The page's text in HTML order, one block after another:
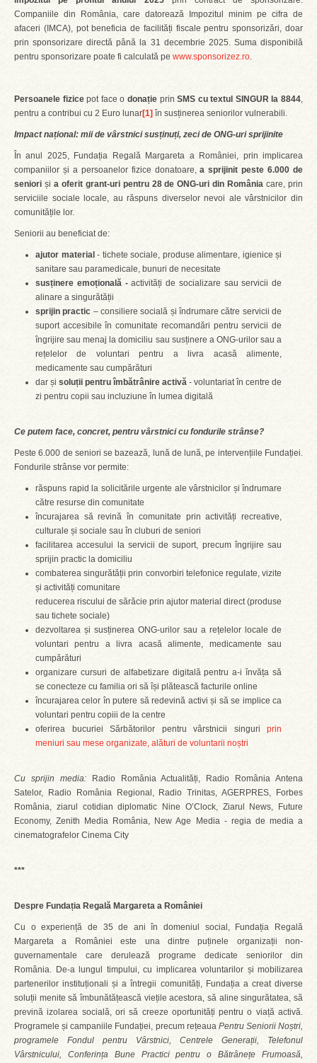
Companiile din România, care datorează Impozitul minim pe cifra de
afaceri (IMCA), pot beneficia de facilități fiscale pentru sponsorizări, doar
prin sponsorizare directă până la 31 decembrie 2025. Suma disponibilă
pentru sponsorizare poate fi calculată pe www.sponsorizez.ro.
Persoanele fizicepot face o donațieprin SMS cu textul SINGUR la 8844,
pentru a contribui cu 2 Euro lunar[1] în susținerea seniorilor vulnerabili.
Impact național: mii de vârstnici susținuți, zeci de ONG-uri sprijinite
În anul 2025, Fundația Regală Margareta a României, prin implicarea
companiilor și a persoanelor fizice donatoare,a sprijinit peste 6.000 de
seniori și a oferit grant-uri pentru 28 de ONG-uri din România care, prin
serviciile sociale locale, au răspuns diverselor nevoi ale vârstnicilor din
comunitățile lor.
Seniorii au beneficiat de:
ajutor material - tichete sociale, produse alimentare, igienice și
sanitare sau paramedicale, bunuri de necesitate
susținere emoțională -activități de socializare sau servicii de
alinare a singurătății
sprijin practic – consiliere socială și îndrumare către servicii de
suport accesibile în comunitate recomandări pentru servicii de
îngrijire sau menaj la domiciliu sau susținere a ONG-urilor sau a
rețelelor de voluntari pentru a livra acasă alimente,
medicamente sau cumpărături
dar și soluții pentru îmbătrânire activă - voluntariat în centre de
zi pentru copii sau incluziune în lumea digitală
Ce putem face, concret, pentru vârstnici cu fondurile strânse?
Peste 6.000 de seniori se bazează, lună de lună, pe intervențiile Fundației.
Fondurile strânse vor permite:
răspuns rapid la solicitările urgente ale vârstnicilor și îndrumare
către resurse din comunitate
încurajarea să revină în comunitate prin activități recreative,
culturale și sociale sau în cluburi de seniori
facilitarea accesului la servicii de suport, precum îngrijire sau
sprijin practic la domiciliu
combaterea singurătății prin convorbiri telefonice regulate, vizite
și activități comunitare
reducerea riscului de sărăcie prin ajutor material direct (produse
sau tichete sociale)
dezvoltarea și susținerea ONG-urilor sau a rețelelor locale de
voluntari pentru a livra acasă alimente, medicamente sau
cumpărături
organizare cursuri de alfabetizare digitală pentru a-i învăța să
se conecteze cu familia ori să își plătească facturile online
încurajarea celor în putere să redevină activi și să se implice ca
voluntari pentru copiii de la centre
oferirea bucuriei Sărbătorilor pentru vârstnicii singuri prin
meniuri sau mese organizate, alături de voluntarii noștri
Cu sprijin media:Radio România Actualități, Radio România Antena
Satelor, Radio România Regional, Radio Trinitas, AGERPRES, Forbes
România, ziarul cotidian diplomatic Nine O’Clock, Ziarul News, Future
Economy, Zenith Media România, New Age Media - regia de media a
cinematografelor Cinema City
***
Despre Fundația Regală Margareta a României
Cu o experiență de 35 de ani în domeniul social, Fundația Regală
Margareta a României este una dintre puținele organizații non-
guvernamentale care derulează programe dedicate seniorilor din
România. De-a lungul timpului, cu implicarea voluntarilor și mobilizarea
partenerilor instituționali și a întregii comunități, Fundația a creat diverse
soluții menite să îmbunătățească viețile acestora, să aline singurătatea, să
prevină izolarea socială, ori să creeze oportunități pentru o viață activă.
Programele și campaniile Fundației, precum rețeaua Pentru Seniorii Noștri,
programele Fondul pentru Vârstnici, Centrele Generații, Telefonul
Vârstnicului, Conferința Bune Practici pentru o Bătrânețe Frumoasă,